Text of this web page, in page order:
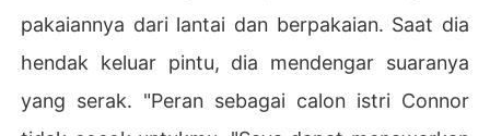
pakaiannya dari lantai dan berpakaian. Saat dia
hendak keluar pintu, dia mendengar suaranya
yang serak. "Peran sebagai calon istri Connor